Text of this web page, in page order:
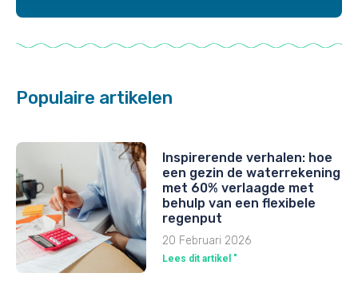
Populaire artikelen
Inspirerende verhalen: hoe
een gezin de waterrekening
met 60% verlaagde met
behulp van een flexibele
regenput
20 Februari 2026
Lees dit artikel "